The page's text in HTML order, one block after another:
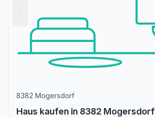
8382 Mogersdorf
Haus kaufen in 8382 Mogersdorf